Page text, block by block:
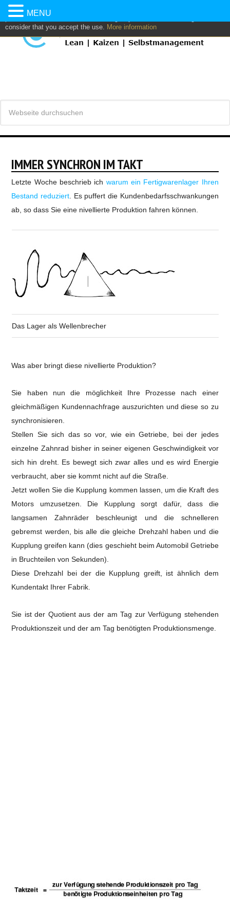
This website uses own and/or third parties cookies to: analyze,
personalize content and/or advertising. If you continue browsing, we
consider that you accept the use. More information
IMMER SYNCHRON IM TAKT
Letzte Woche beschrieb ich warum ein Fertigwarenlager Ihren
Bestand reduziert . Es puffert die Kundenbedarfsschwankungen
ab, so dass Sie eine nivellierte Produktion fahren können.
Das Lager als Wellenbrecher
Was aber bringt diese nivellierte Produktion?
Sie haben nun die möglichkeit Ihre Prozesse nach einer
gleichmäßigen Kundennachfrage auszurichten und diese so zu
synchronisieren.
Stellen Sie sich das so vor, wie ein Getriebe, bei der jedes
einzelne Zahnrad bisher in seiner eigenen Geschwindigkeit vor
sich hin dreht. Es bewegt sich zwar alles und es wird Energie
verbraucht, aber sie kommt nicht auf die Straße.
Jetzt wollen Sie die Kupplung kommen lassen, um die Kraft des
Motors umzusetzen. Die Kupplung sorgt dafür, dass die
langsamen Zahnräder beschleunigt und die schnelleren
gebremst werden, bis alle die gleiche Drehzahl haben und die
Kupplung greifen kann (dies geschieht beim Automobil Getriebe
in Bruchteilen von Sekunden).
Diese Drehzahl bei der die Kupplung greift, ist ähnlich dem
Kundentakt Ihrer Fabrik.
Sie ist der Quotient aus der am Tag zur Verfügung stehenden
Produktionszeit und der am Tag benötigten Produktionsmenge.
MENU